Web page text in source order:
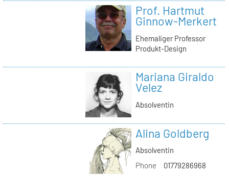
Prof. Hartmut
Ginnow-Merkert
Ehemaliger Professor
Produkt-Design
Mariana Giraldo
Velez
Absolventin
Alina Goldberg
Absolventin
Phone
01779286968